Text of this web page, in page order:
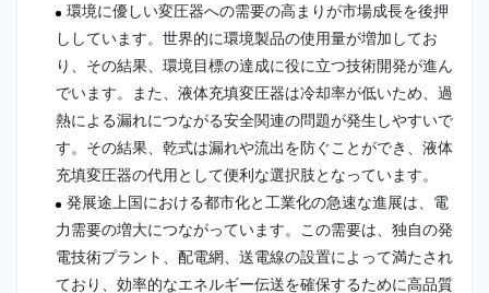
環境に優しい変圧器への需要の高まりが市場成長を後押
ししています。世界的に環境製品の使用量が増加してお
り、その結果、環境目標の達成に役に立つ技術開発が進ん
でいます。また、液体充填変圧器は冷却率が低いため、過
熱による漏れにつながる安全関連の問題が発生しやすいで
す。その結果、乾式は漏れや流出を防ぐことができ、液体
充填変圧器の代用として便利な選択肢となっています。
発展途上国における都市化と工業化の急速な進展は、電
力需要の増大につながっています。この需要は、独自の発
電技術プラント、配電網、送電線の設置によって満たされ
ており、効率的なエネルギー伝送を確保するために高品質